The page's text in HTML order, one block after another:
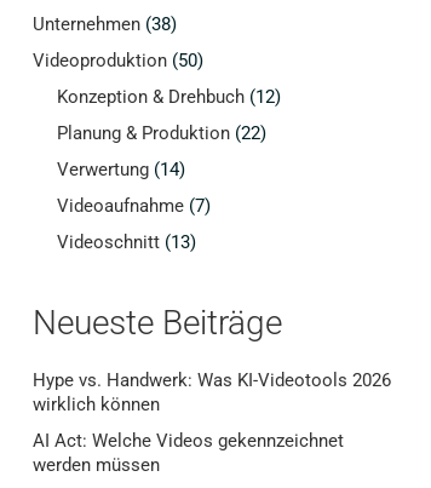
Unternehmen (38)
Videoproduktion (50)
Konzeption & Drehbuch (12)
Planung & Produktion (22)
Verwertung (14)
Videoaufnahme (7)
Videoschnitt (13)
Neueste Beiträge
Hype vs. Handwerk: Was KI-Videotools 2026
wirklich können
AI Act: Welche Videos gekennzeichnet
werden müssen